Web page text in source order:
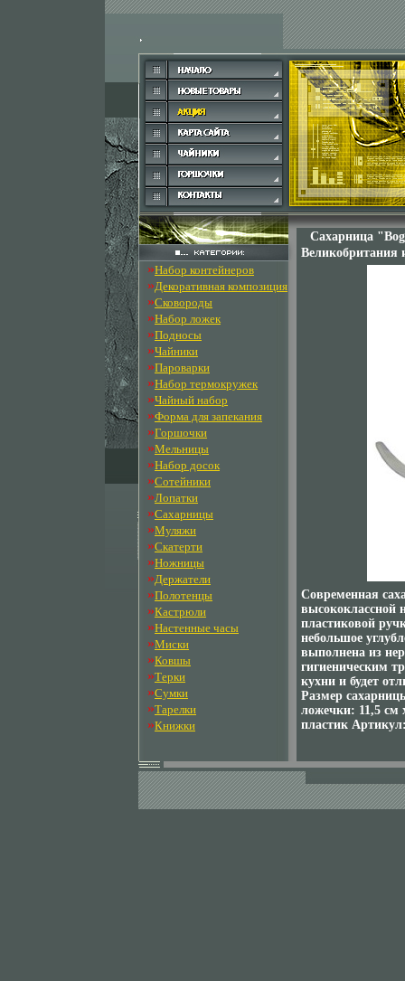
»Набор контейнеров
»Декоративная композиция
»Сковороды
»Набор ложек
»Подносы
»Чайники
»Пароварки
»Набор термокружек
»Чайный набор
»Форма для запекания
»Горшочки
»Мельницы
»Набор досок
»Сотейники
»Лопатки
»Сахарницы
»Муляжи
»Скатерти
»Ножницы
»Держатели
»Полотенцы
»Кастрюли
»Настенные часы
»Миски
»Ковшы
»Терки
»Сумки
»Тарелки
»Книжки
Сахарница
Великобритания
Современная
высококлассной
пластиковой
небольшое
выполнена из
гигиеническим
кухни и будет
Размер
ложечки: 11,5 см
пластик